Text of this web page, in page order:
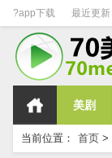
?app下载 最近更新
美剧
当前位置： 首页 >